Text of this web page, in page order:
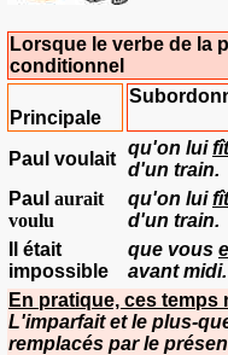
Lorsque le verbe de la
conditionnel
Principale
Paul voulait
qu'on luifît
d'un train.
Paul aurait
voulu
qu'on luifît
d'un train.
était
impossible
que vous
avant midi.
En pratique, ces
L'imparfait et le plus-
remplacés par le